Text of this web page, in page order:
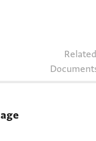
Related